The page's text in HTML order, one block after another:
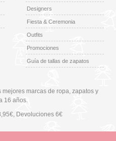
Designers
Fiesta & Ceremonia
Outfits
Promociones
Guía de tallas de zapatos
marcas de ropa, zapatos y
16 años.
, Devoluciones 6€
Facebook Twitter Google +